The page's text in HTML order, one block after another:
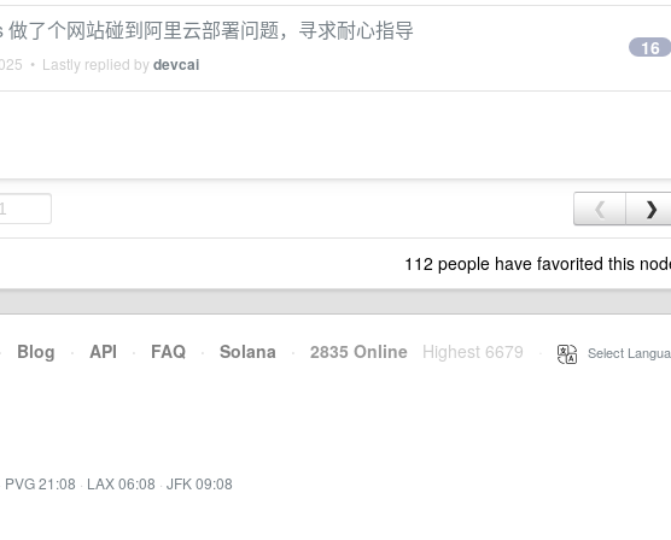
做了个网站碰到阿里云部署问题，寻求耐心指导
• Lastly replied bydevcai
16
❮ ❯
112 people have favorited this
Blog · API · FAQ · Solana · 2835 Online Highest 6679 Select
PVG 21:08 · LAX 06:08 · JFK 09:08